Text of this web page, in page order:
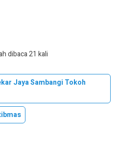
dibaca 21 kali
Jaya Sambangi Tokoh